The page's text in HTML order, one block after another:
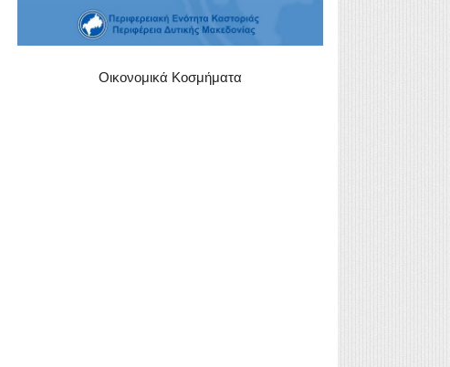
Οικονομικά Κοσμήματα